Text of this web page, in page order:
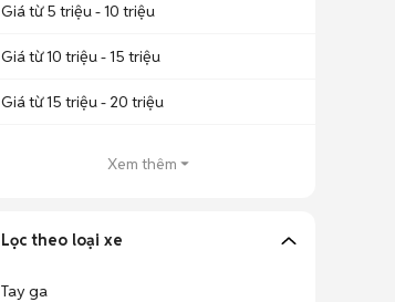
Giá từ 5 triệu - 10 triệu
Giá từ 10 triệu - 15 triệu
Giá từ 15 triệu - 20 triệu
Xem thêm
Lọc theo loại xe
Tay ga